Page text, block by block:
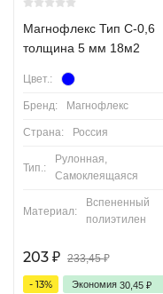
Магнофлекс Тип С-0,6
толщина 5 мм 18м2
Цвет.:
Бренд: Магнофлекс
Страна: Россия
Тип.:
Рулонная,
Самоклеящаяся
Материал:
Вспененный
полиэтилен
203 ₽ 233,45₽
- 13% Экономия 30,45 ₽